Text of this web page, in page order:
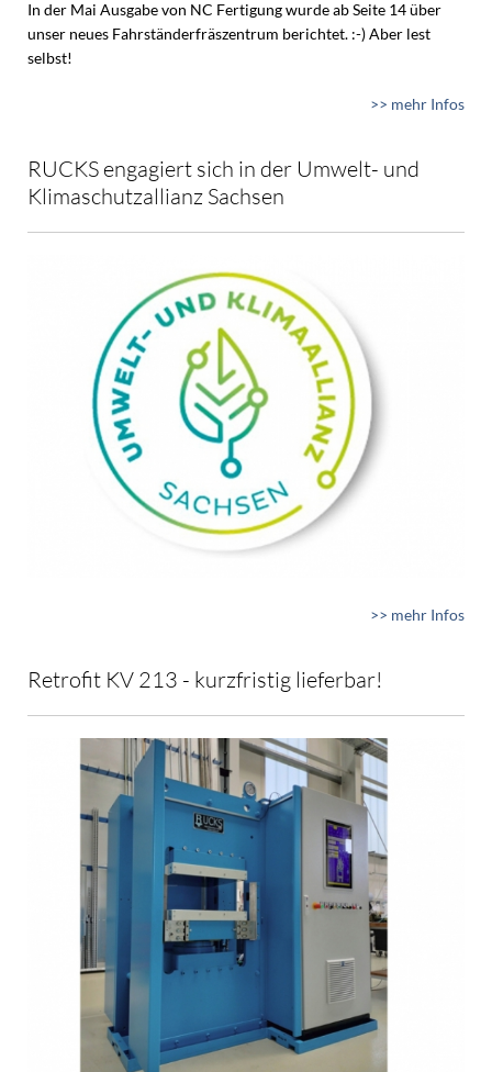
In der Mai Ausgabe von NC Fertigung wurde ab Seite 14 über
unser neues Fahrständerfräszentrum berichtet. :-) Aber lest
selbst!
>> mehr Infos
RUCKS engagiert sich in der Umwelt- und
Klimaschutzallianz Sachsen
>> mehr Infos
Retrofit KV 213 - kurzfristig lieferbar!